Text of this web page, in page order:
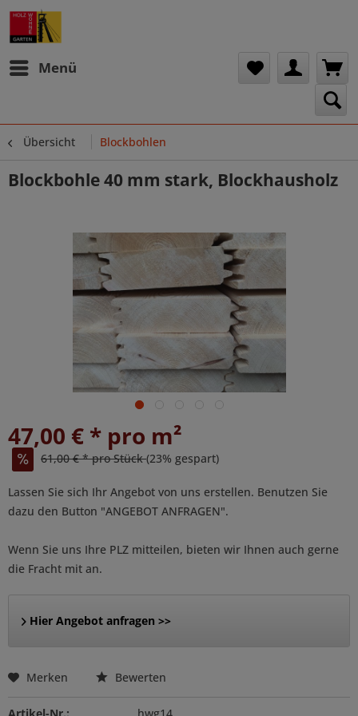
Menü
Übersicht Blockbohlen
Blockbohle 40 mm stark, Blockhausholz
47,00 € * pro m²
61,00 € * pro Stück(23% gespart)
Lassen Sie sich Ihr Angebot von uns erstellen. Benutzen Sie
dazu den Button "ANGEBOT ANFRAGEN".
Wenn Sie uns Ihre PLZ mitteilen, bieten wir Ihnen auch gerne
die Fracht mit an.
Hier Angebot anfragen >>
Merken Bewerten